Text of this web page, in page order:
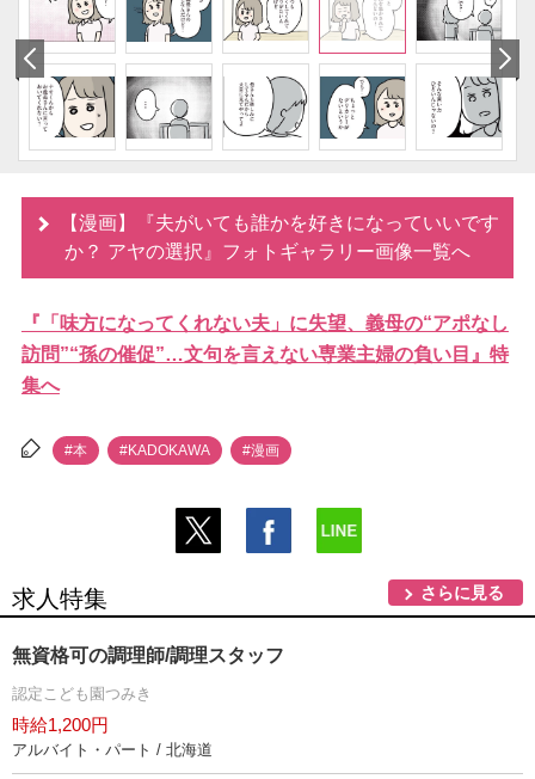
【漫画】『夫がいても誰かを好きになっていいです
か？ アヤの選択』フォトギャラリー画像一覧へ
『「味方になってくれない夫」に失望、義母の“アポなし
訪問”“孫の催促”…文句を言えない専業主婦の負い目』特
集へ
#本 #KADOKAWA #漫画
求人特集 さらに見る
無資格可の調理師/調理スタッフ
認定こども園つみき
時給1,200円
アルバイト・パート / 北海道